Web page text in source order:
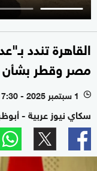
القاهرة تندد
مصر وقطر بشأن
l 1 سبتمبر 2025 - 17:30 بتوقيت أبوظبي
سكاي نيوز عربية -